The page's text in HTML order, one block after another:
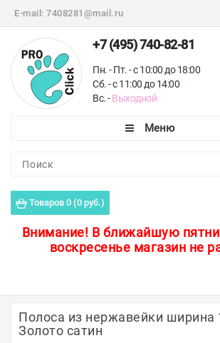
E-mail: 7408281@mail.ru
+7 (495) 740-82-81
Пн. - Пт. - с 10:00 до 18:00
Сб. - с 11:00 до 14:00
Вс. -Выходной
Товаров 0 (0 руб.)
Внимание! В ближайшую
воскресенье магазин не
Пороги для пола
Защитные уголки
Полосы из металла
Полоса из нержавейки ширина
Золото сатин